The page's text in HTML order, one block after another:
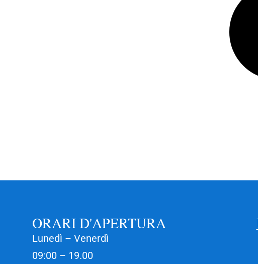
ORARI D'APERTURA
Lunedì – Venerdì
09:00 – 19.00